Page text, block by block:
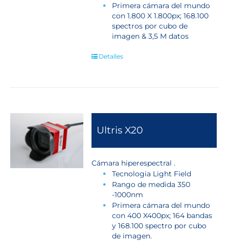
Primera cámara del mundo
con 1.800 X 1.800px; 168.100
spectros por cubo de
imagen & 3,5 M datos
Detalles
Ultris X20
Cámara hiperespectral .
Tecnologia Light Field
Rango de medida 350
-1000nm
Primera cámara del mundo
con 400 X400px; 164 bandas
y 168.100 spectro por cubo
de imagen.